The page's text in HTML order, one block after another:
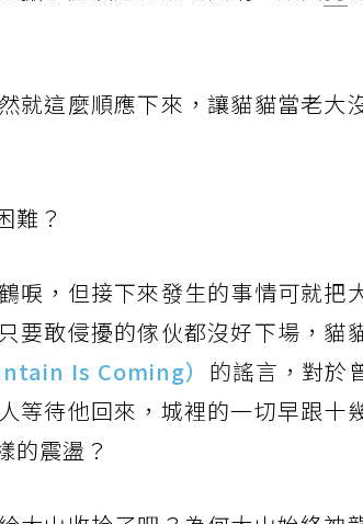
就這麼順應下來，讓貓貓當老大
難？
唳，但接下來發生的事情可就把
要敢侵擾的傢伙都沒好下場，貓
Is Coming） 的謠言， 對於
等待他回來，城裡的一切早跟十
的震盪？